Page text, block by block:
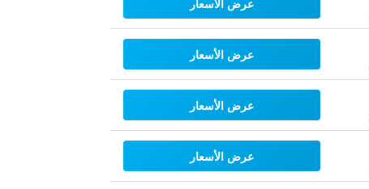
عرض الأسعار
عرض الأسعار
عرض الأسعار
عرض الأسعار